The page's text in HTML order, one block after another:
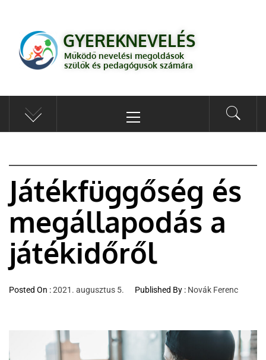
GYEREKNEVELÉS
számára
GYEREKNEVELÉS
Működő nevelési megoldások
szülők és pedagógusok számára
Játékfüggőség és
megállapodás a
játékidőről
Posted On :2021. augusztus 5. Published By : Novák Ferenc